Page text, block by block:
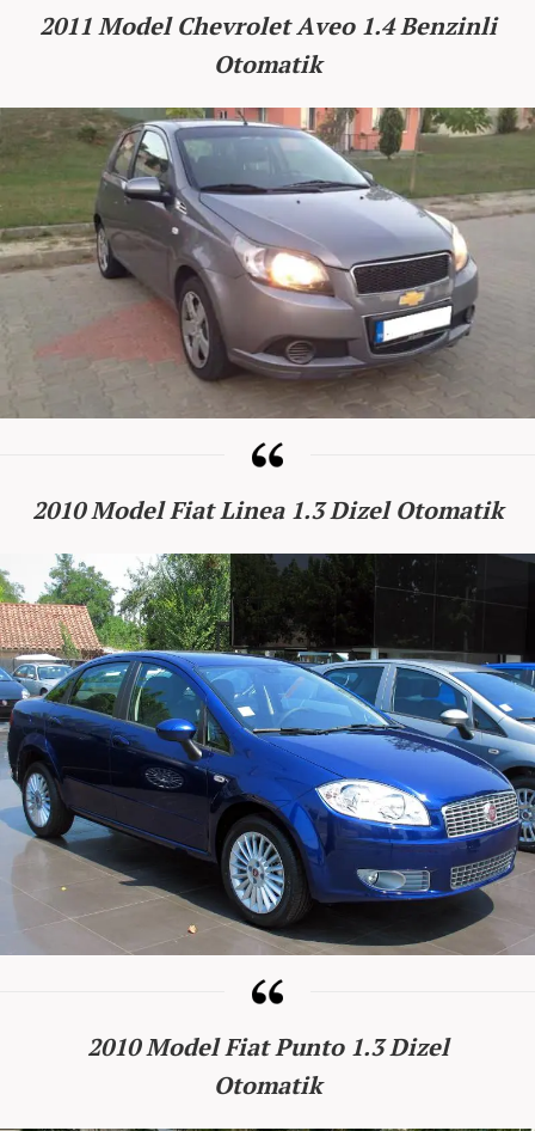
2011 Model Chevrolet Aveo 1.4 Benzinli
Otomatik
2010 Model Fiat Linea 1.3 Dizel Otomatik
2010 Model Fiat Punto 1.3 Dizel
Otomatik